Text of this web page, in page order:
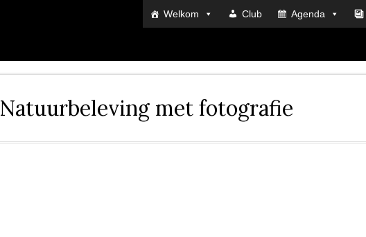
Welkom Club Agenda
Natuurbeleving met fotografie